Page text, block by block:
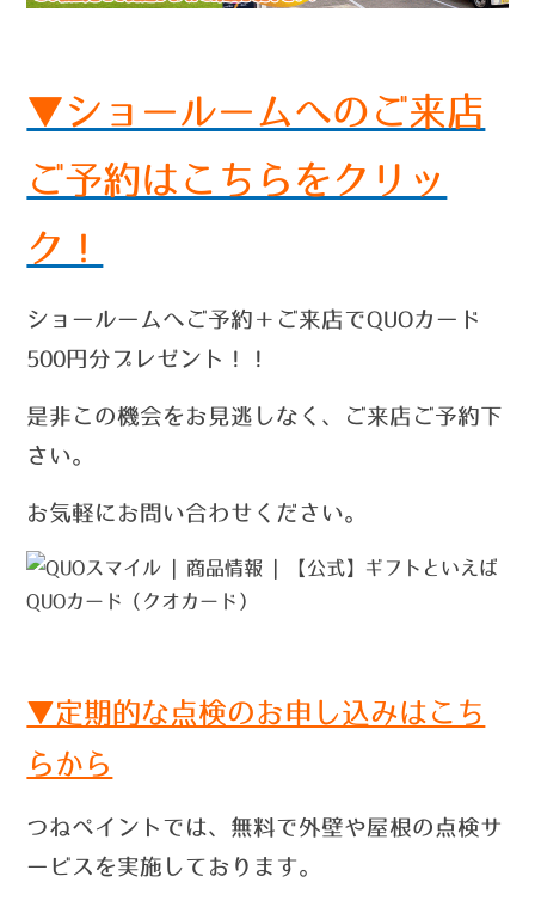
▼ショールームへのご来店
ご予約はこちらをクリッ
ク！
ショールームへご予約＋ご来店でQUOカード
500円分プレゼント！！
是非この機会をお見逃しなく、ご来店ご予約下
さい。
お気軽にお問い合わせください。
▼定期的な点検のお申し込みはこち
らから
つねペイントでは、無料で外壁や屋根の点検サ
ービスを実施しております。